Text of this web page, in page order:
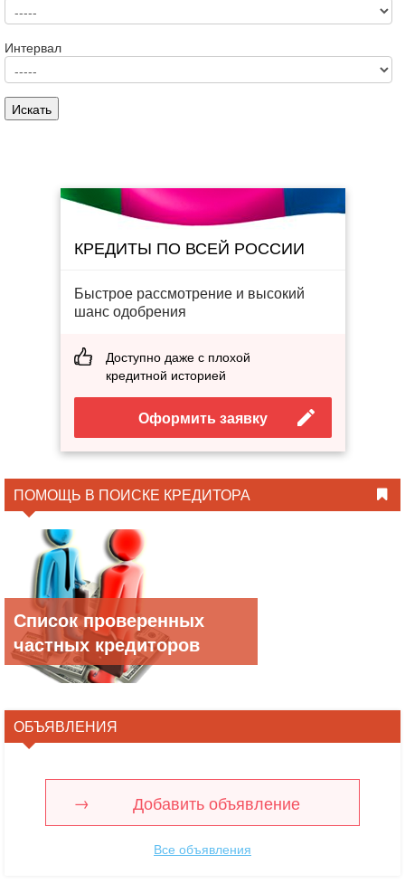
Интервал
КРЕДИТЫ ПО ВСЕЙ РОССИИ
Быстрое рассмотрение и высокий
шанс одобрения
Доступно даже с плохой
кредитной историей
Оформить заявку
ПОМОЩЬ В ПОИСКЕ КРЕДИТОРА
Список проверенных
частных кредиторов
ОБЪЯВЛЕНИЯ
Добавить объявление
Все объявления